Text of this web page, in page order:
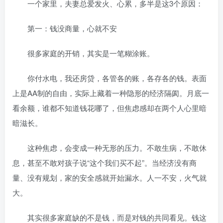
一个家里，夫妻总爱发火、心累，多半是这3个原因：
第一：钱没商量，心就不安
很多家庭的开销，其实是一笔糊涂账。
你付水电，我还房贷，各管各的账，各存各的钱。表面
上是AA制的自由，实际上藏着一种隐形的经济隔阂。月底一
看余额，谁都不知道钱花哪了，但焦虑感却在两个人心里暗
暗滋长。
这种焦虑，会变成一种无形的压力。不敢生病，不敢休
息，甚至不敢对孩子说“这个我们买不起”。当经济没有商
量、没有规划，家的安全感就开始漏水。人一不安，火气就
大。
其实很多家庭缺的不是钱，而是对钱的共同看见。钱这